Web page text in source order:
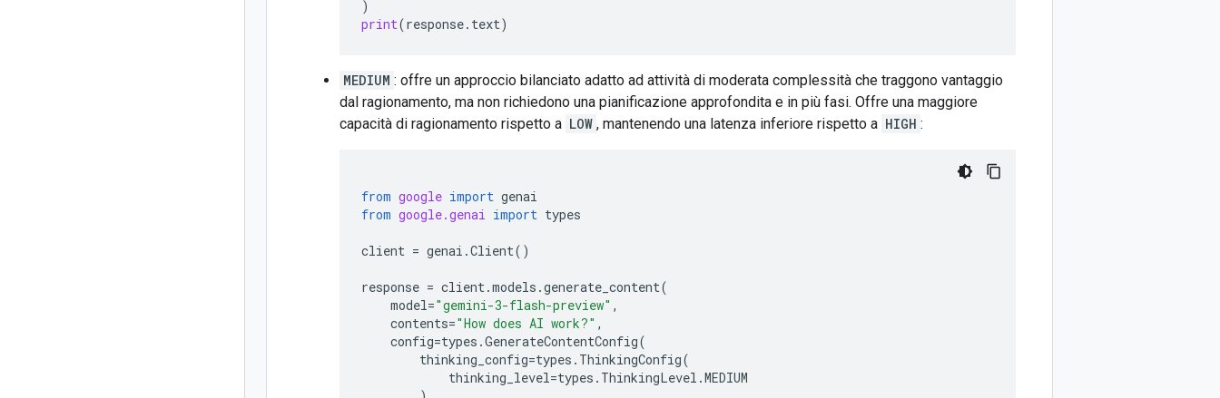
)
print(response. text)
MEDIUM : offre un approccio bilanciato adatto ad attività di moderata complessità che traggono vantaggio
dal ragionamento, ma non richiedono una pianificazione approfondita e in più fasi. Offre una maggiore
capacità di ragionamento rispetto a LOW , mantenendo una latenza inferiore rispetto a HIGH :
from google import genai
from google.genai import types
client = genai .Client()
response = client.models .generate_content(
model="gemini-3-flash-preview" ,
contents="How does AI work?" ,
config=types .GenerateContentConfig(
thinking_config=types . ThinkingConfig(
thinking_level=types . ThinkingLevel .MEDIUM